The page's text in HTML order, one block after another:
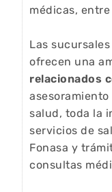
médicas, entre
Las
ofrecen una
relacionados
salud, toda la
servicios de
Fonasa y
consultas